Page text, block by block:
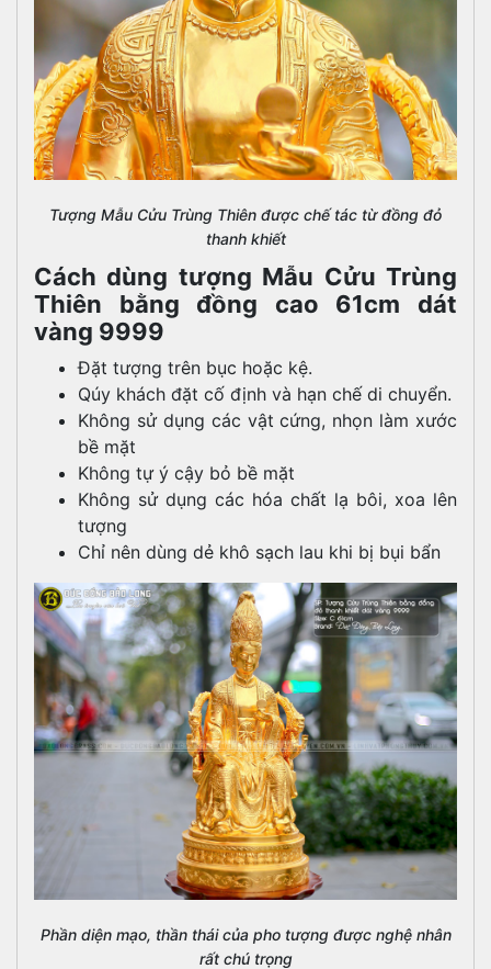
Tượng Mẫu Cửu Trùng Thiên được chế tác từ đồng đỏ
thanh khiết
Cách dùng tượng Mẫu Cửu Trùng
Thiên bằng đồng cao 61cm dát
vàng 9999
Đặt tượng trên bục hoặc kệ.
Qúy khách đặt cố định và hạn chế di chuyển.
Không sử dụng các vật cứng, nhọn làm xước
bề mặt
Không tự ý cậy bỏ bề mặt
Không sử dụng các hóa chất lạ bôi, xoa lên
tượng
Chỉ nên dùng dẻ khô sạch lau khi bị bụi bẩn
Phần diện mạo, thần thái của pho tượng được nghệ nhân
rất chú trọng